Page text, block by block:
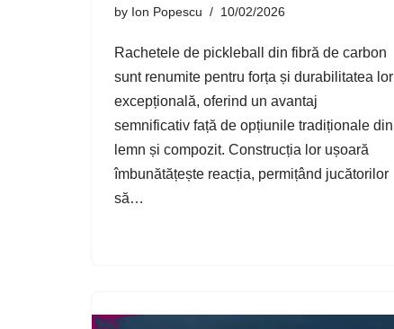
by Ion Popescu 10/02/2026
Rachetele de pickleball din fibră de carbon
sunt renumite pentru forța și durabilitatea lor
excepțională, oferind un avantaj
semnificativ față de opțiunile tradiționale din
lemn și compozit. Construcția lor ușoară
îmbunătățește reacția, permițând jucătorilor
să…